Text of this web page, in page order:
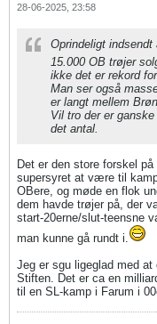
28-06-2025, 23:58
Oprindeligt indsendt
15.000 OB trøjer
ikke det er rekord
Man ser også
er langt mellem
Vil tro der er
det antal.
Det er den store forskel
supersyret at være til
OBere, og møde en flok
dem havde trøjer på, der
start-20erne/slut-teensne
man kunne gå rundt i.
Jeg er sgu ligeglad med
Stiften. Det er ca en
til en SL-kamp i Farum i